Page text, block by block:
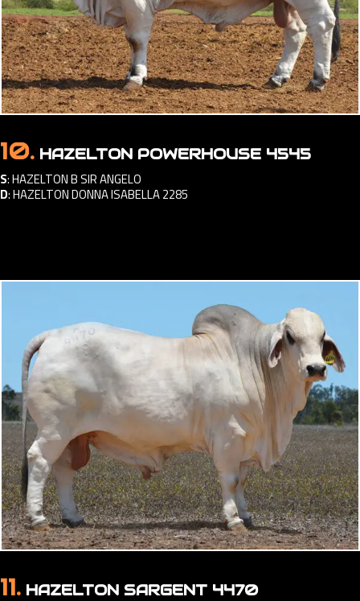
10. HAZELTON POWERHOUSE 4545
S:HAZELTON B SIR ANGELO
D:HAZELTON DONNA ISABELLA 2285
11. HAZELTON SARGENT 4470